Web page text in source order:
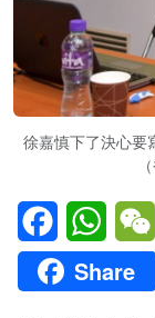
徐嘉慎下了決心要
Facebook
Share